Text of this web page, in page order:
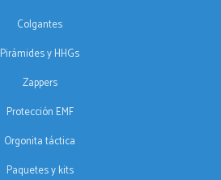
Colgantes
Pirámides y HHGs
Zappers
Protección EMF
Orgonita táctica
Paquetes y kits